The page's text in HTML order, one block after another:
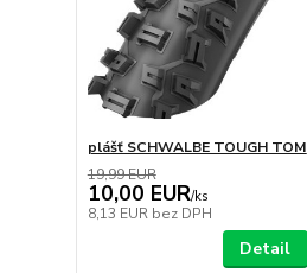
plášť SCHWALBE TOUGH TOM
19,99 EUR
10,00 EUR/ks
8,13 EUR bez DPH
Detail